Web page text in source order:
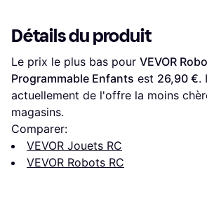
Détails du produit
Le prix le plus bas pour VEVOR
Programmable Enfants est 26,90 €.
actuellement de l'offre la moins
magasins.
Comparer:
VEVOR Jouets RC
VEVOR Robots RC